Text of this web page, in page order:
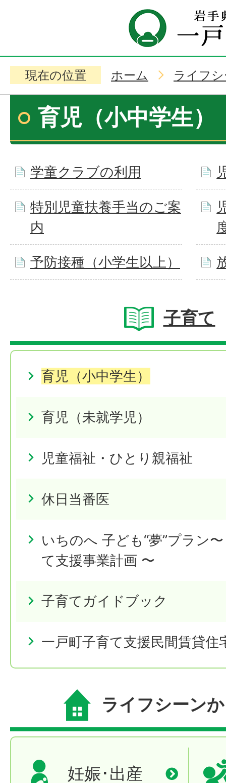
現在の位置 ホーム ライフ
育児（小中学生）
学童クラブの利用
特別児童扶養手当のご案
内
予防接種（小学生以上）
子育て
育児（小中学生）
育児（未就学児）
児童福祉・ひとり親福祉
休日当番医
いちのへ 子ども“夢”プラン
て支援事業計画 〜
子育てガイドブック
一戸町子育て支援民間賃貸住
ライフシーン
妊娠･出産